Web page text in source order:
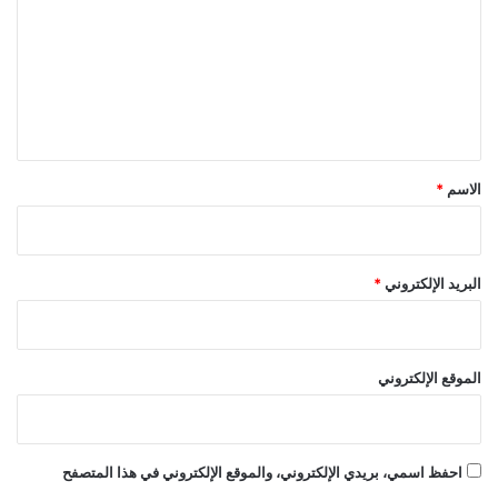
*
الاسم *
البريد الإلكتروني*
الموقع الإلكتروني
احفظ اسمي، بريدي الإلكتروني، والموقع الإلكتروني في هذا المتصفح